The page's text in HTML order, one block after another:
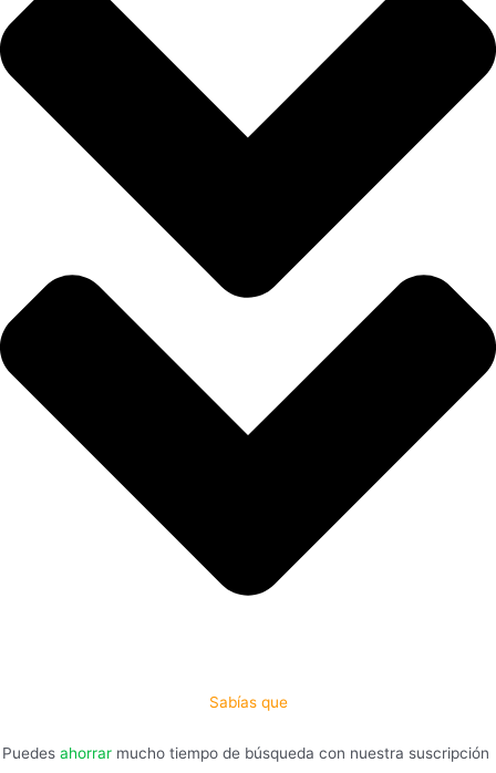
Sabías que
Puedes ahorrar mucho tiempo de búsqueda con nuestra suscripción